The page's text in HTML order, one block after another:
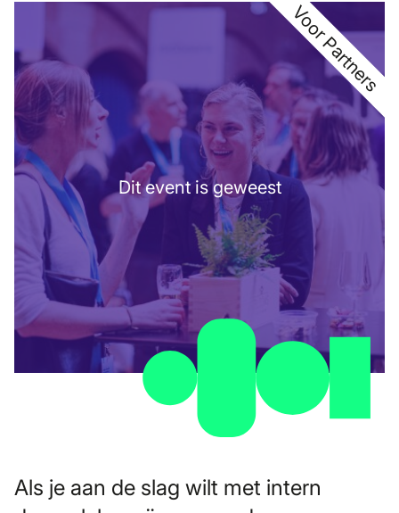
Dit event is geweest
Voor Partners
Als je aan de slag wilt met intern